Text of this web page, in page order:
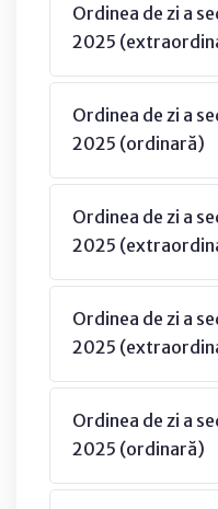
Ordinea de zi a
2025
Ordinea de zi a
2025 (ordinară)
Ordinea de zi a
2025
Ordinea de zi a
2025
Ordinea de zi a
2025 (ordinară)